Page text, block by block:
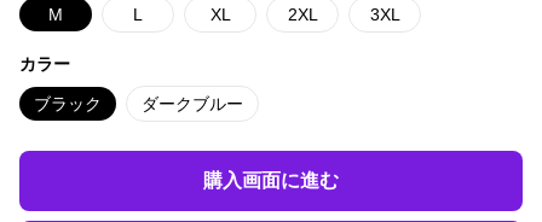
M L XL 2XL 3XL
カラー
ブラック ダークブルー
購入画面に進む